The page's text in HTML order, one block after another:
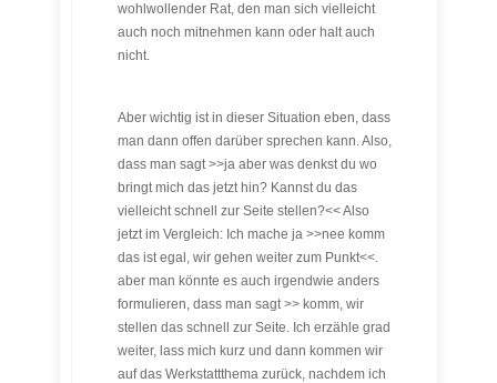
wohlwollender Rat, den man sich vielleicht
auch noch mitnehmen kann oder halt auch
nicht.
Aber wichtig ist in dieser Situation eben, dass
man dann offen darüber sprechen kann. Also,
dass man sagt >>ja aber was denkst du wo
bringt mich das jetzt hin? Kannst du das
vielleicht schnell zur Seite stellen?<< Also
jetzt im Vergleich: Ich mache ja >>nee komm
das ist egal, wir gehen weiter zum Punkt<<.
aber man könnte es auch irgendwie anders
formulieren, dass man sagt >> komm, wir
stellen das schnell zur Seite. Ich erzähle grad
weiter, lass mich kurz und dann kommen wir
auf das Werkstattthema zurück, nachdem ich